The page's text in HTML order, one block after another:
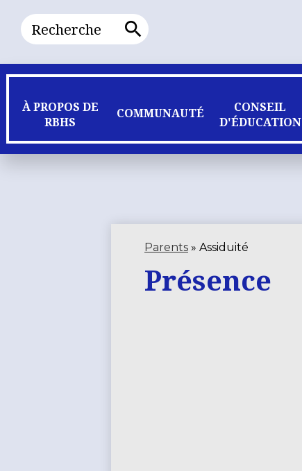
À PROPOS DE
RBHS
COMMUNAUTÉ
CONSEIL
D'ÉDUCATION
Recherche
Parents » Assiduité
Présence